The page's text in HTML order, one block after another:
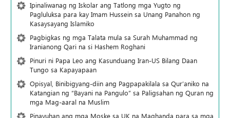
Ipinaliwanag ng Iskolar ang Tatlong mga Yugto ng
Pagluluksa para kay Imam Hussein sa Unang Panahon ng
Kasaysayang Islamiko
Pagbigkas ng mga Talata mula sa Surah Muhammad ng
Iranianong Qari na si Hashem Roghani
Pinuri ni Papa Leo ang Kasunduang Iran-US Bilang Daan
Tungo sa Kapayapaan
Opisyal, Binibigyang-diin ang Pagpapakilala sa Qur’aniko na
Katangian ng “Bayani na Pangulo” sa Paligsahan ng Quran ng
mga Mag-aaral na Muslim
Pinayuhan ang mga Moske sa UK na Maghanda para sa mga